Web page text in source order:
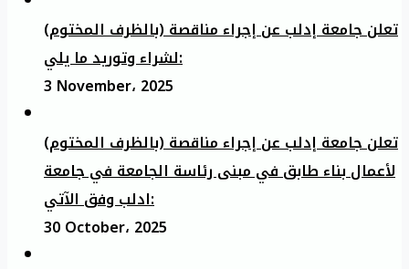
تعلن جامعة إدلب عن إجراء مناقصة (بالظرف المختوم)
لشراء وتوريد ما يلي:
3 November، 2025
تعلن جامعة إدلب عن إجراء مناقصة (بالظرف المختوم)
لأعمال بناء طابق في مبنى رئاسة الجامعة في جامعة
ادلب وفق الآتي:
30 October، 2025